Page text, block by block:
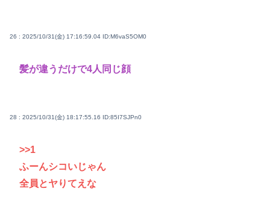
26 : 2025/10/31(金) 17:16:59.04 ID:M6vaS5OM0
髪が違うだけで4人同じ顔
28 : 2025/10/31(金) 18:17:55.16 ID:85I7SJPn0
>>1
ふーんシコいじゃん
全員とヤりてえな